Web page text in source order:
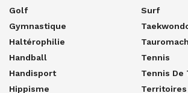
Golf
Gymnastique
Haltérophilie
Handball
Handisport
Hippisme
Surf
Tennis
Tennis De
Territoires